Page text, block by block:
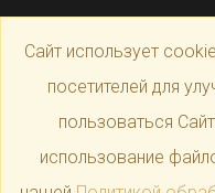
Сайт использует
посетителей для
пользоваться
использование